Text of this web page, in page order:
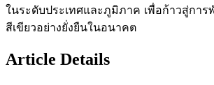
ในระดับประเทศและภูมิภาค เพื่อก้าวสู่กา
สีเขียวอย่างยั่งยืนในอนาคต
Article Details